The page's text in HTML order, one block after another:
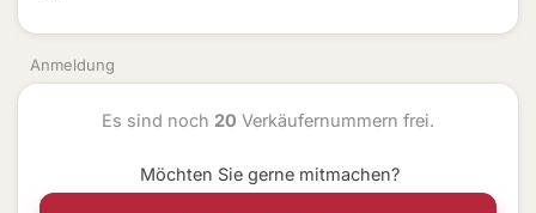
Anmeldung
Es sind noch 20 Verkäufernummern frei.
Möchten Sie gerne mitmachen?